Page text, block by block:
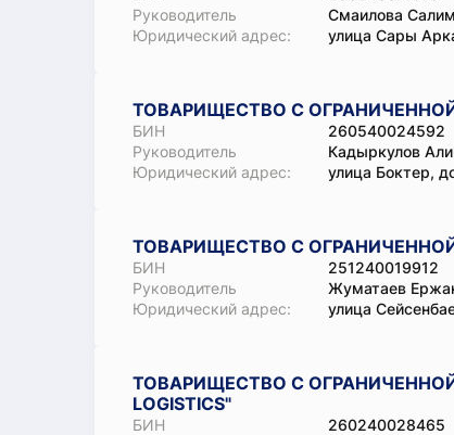
Руководитель
Смаилова
Юридический адрес:
улица Сары
ТОВАРИЩЕСТВО С ОГРАНИЧЕННОЙ
БИН
260540024592
Руководитель
Кадыркулов
Юридический адрес:
улица Боктер,
ТОВАРИЩЕСТВО С ОГРАНИЧЕННОЙ
БИН
251240019912
Руководитель
Жуматаев
Юридический адрес:
улица
ТОВАРИЩЕСТВО С
LOGISTICS"
БИН
260240028465